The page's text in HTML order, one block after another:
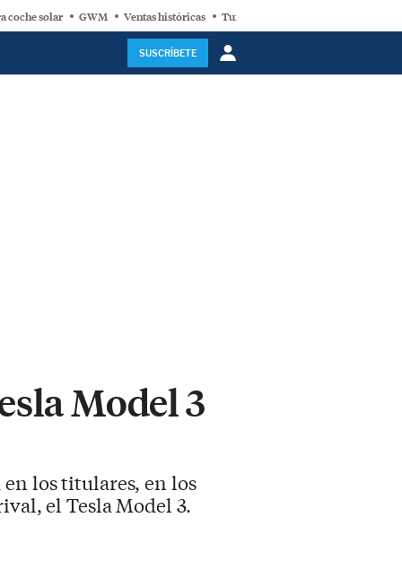
coche solar GWM Ventas históricas Turbina eólica
SUSCRÍBETE
Model 3
los titulares, en los
el Tesla Model 3.